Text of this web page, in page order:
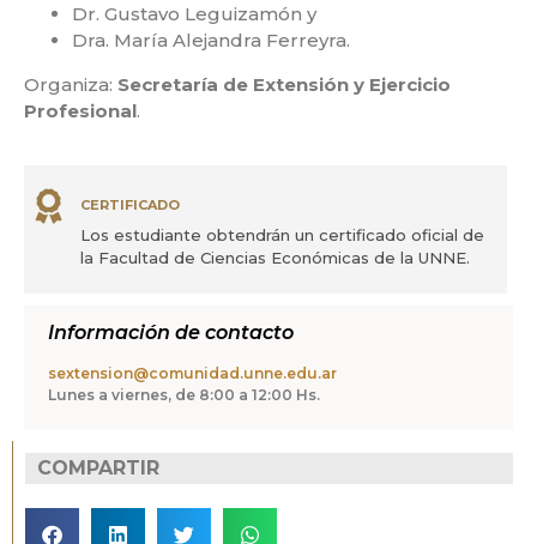
Dr. Gustavo Leguizamón y
Dra. María Alejandra Ferreyra.
Organiza: Secretaría de Extensión y Ejercicio
Profesional.
CERTIFICADO
Los estudiante obtendrán un certificado oficial de
la Facultad de Ciencias Económicas de la UNNE.
Información de contacto
sextension@comunidad.unne.edu.ar
Lunes a viernes, de 8:00 a 12:00 Hs.
COMPARTIR